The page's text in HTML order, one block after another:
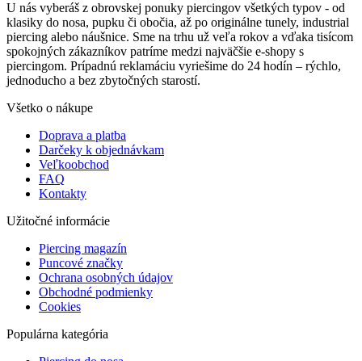
U nás vyberáš z obrovskej ponuky piercingov všetkých typov - od
klasiky do nosa, pupku či obočia, až po originálne tunely, industrial
piercing alebo náušnice. Sme na trhu už veľa rokov a vďaka tisícom
spokojných zákazníkov patríme medzi najväčšie e-shopy s
piercingom. Prípadnú reklamáciu vyriešime do 24 hodín – rýchlo,
jednoducho a bez zbytočných starostí.
Všetko o nákupe
Doprava a platba
Darčeky k objednávkam
Veľkoobchod
FAQ
Kontakty
Užitočné informácie
Piercing magazín
Puncové značky
Ochrana osobných údajov
Obchodné podmienky
Cookies
Populárna kategória